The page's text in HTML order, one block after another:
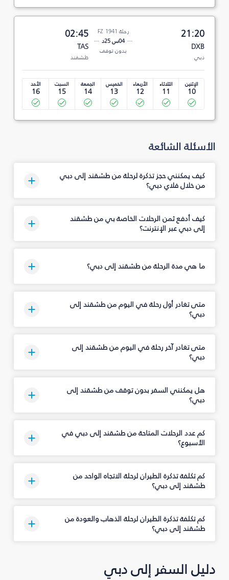
21:20
DXB
دبي
رحلة FZ 1941
04س 25د
بدون توقف
02:45
TAS
طشقند
الإثنين
10
الثلاثاء
11
الأربعاء
12
الخميس
13
الجمعة
14
السبت
15
الأحد
16
الأسئلة الشائعة
كيف يمكنني حجز تذكرة لرحلة من طشقند إلى دبي
من خلال فلاي دبي؟
كيف أدفع ثمن الرحلات الخاصة بي من طشقند
إلى دبي عبر الإنترنت؟
ما هي مدة الرحلة من طشقند إلى دبي؟
متى تغادر أول رحلة في اليوم من طشقند إلى
دبي؟
متى تغادر آخر رحلة في اليوم من طشقند إلى
دبي؟
هل يمكنني السفر بدون توقف من طشقند إلى
دبي؟
كم عدد الرحلات المتاحة من طشقند إلى دبي في
الأسبوع؟
كم تكلفة تذكرة الطيران لرحلة الاتجاه الواحد من
طشقند إلى دبي؟
كم تكلفة تذكرة الطيران لرحلة الذهاب والعودة من
طشقند إلى دبي؟
دليل السفر إلى دبي